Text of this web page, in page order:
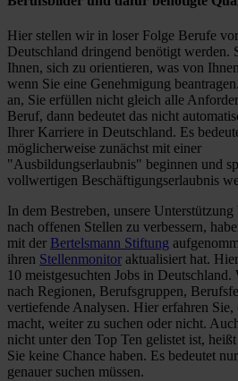
Hier stellen wir in loser Folge Berufe
Deutschland dringend benötigt werden.
Ihnen, sich zu orientieren, was von
wenn Sie eine Genehmigung
an, Sie erfüllen nicht gleich alle
Beruf, dann bedeutet das nicht
Ihrer Karriere in Deutschland. Es
möglicherweise zunächst mit einer
"Ausbildungserlaubnis" beginnen und
vollwertigen Beschäftigungserlaubnis
In dem Bestreben, unsere Unterstützung
nach offenen Stellen zu verbessern,
mit der Bertelsmann Stiftung
ihren Stellenmonitor aktualisiert hat.
10 meistgesuchten Jobs in Deutschland.
nach Regionen, Berufsgruppen,
vertiefende Analysen. Hier erfahren Sie,
macht, weiter zu suchen oder nicht.
nicht unter den Top Ten gelistet ist,
Sie keine Chance haben. Es bedeutet
genauer suchen müssen.